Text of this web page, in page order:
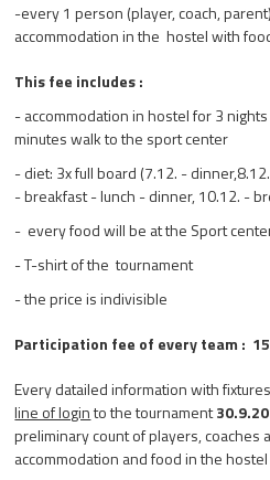
-every 1 person (player, coach, parent)
accommodation in the hostel with
This fee includes :
- accommodation in hostel for 3
minutes walk to the sport center
- diet: 3x full board (7.12. -
- breakfast - lunch - dinner, 10.12. -
- every food will be at the Sport
- T-shirt of the tournament
- the price is indivisible
Participation fee of every team :
Every datailed information with
line of loginto the tournament
preliminary count of players, coaches
accommodation and food in the